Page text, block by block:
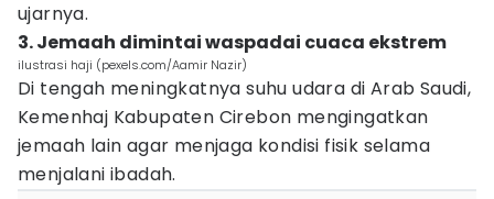
ujarnya.
3. Jemaah dimintai waspadai cuaca ekstrem
ilustrasi haji (pexels.com/Aamir Nazir)
Di tengah meningkatnya suhu udara di Arab Saudi,
Kemenhaj Kabupaten Cirebon mengingatkan
jemaah lain agar menjaga kondisi fisik selama
menjalani ibadah.